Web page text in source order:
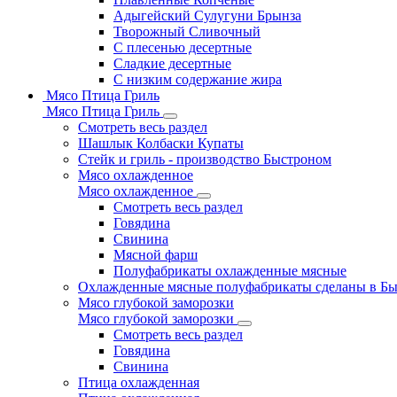
Адыгейский Сулугуни Брынза
Творожный Сливочный
С плесенью десертные
Сладкие десертные
С низким содержание жира
Мясо Птица Гриль
Мясо Птица Гриль
Смотреть весь раздел
Шашлык Колбаски Купаты
Стейк и гриль - производство Быстроном
Мясо охлажденное
Мясо охлажденное
Смотреть весь раздел
Говядина
Свинина
Мясной фарш
Полуфабрикаты охлажденные мясные
Охлажденные мясные полуфабрикаты сделаны в
Мясо глубокой заморозки
Мясо глубокой заморозки
Смотреть весь раздел
Говядина
Свинина
Птица охлажденная